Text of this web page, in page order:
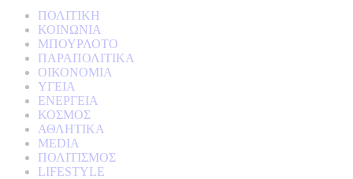
ΠΟΛΙΤΙΚΗ
ΚΟΙΝΩΝΙΑ
ΜΠΟΥΡΛΟΤΟ
ΠΑΡΑΠΟΛΙΤΙΚΑ
ΟΙΚΟΝΟΜΙΑ
ΥΓΕΙΑ
ΕΝΕΡΓΕΙΑ
ΚΟΣΜΟΣ
ΑΘΛΗΤΙΚΑ
MEDIA
ΠΟΛΙΤΙΣΜΟΣ
LIFESTYLE